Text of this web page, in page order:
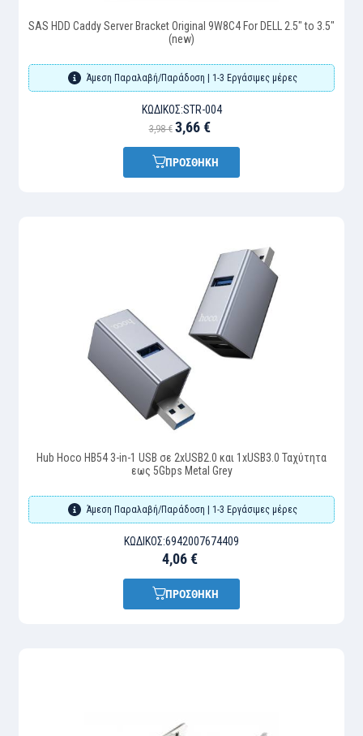
SAS HDD Caddy Server Bracket Original 9W8C4 For DELL 2.5" to 3.5"
(new)
Άμεση Παραλαβή/Παράδοση | 1-3 Εργάσιμες μέρες
ΚΩΔΙΚΌΣ:STR-004
3,98 € 3,66 €
ΠΡΟΣΘΗΚΗ
Hub Hoco HB54 3-in-1 USB σε 2xUSB2.0 και 1xUSB3.0 Ταχύτητα
εως 5Gbps Metal Grey
Άμεση Παραλαβή/Παράδοση | 1-3 Εργάσιμες μέρες
ΚΩΔΙΚΌΣ:6942007674409
4,06 €
ΠΡΟΣΘΗΚΗ